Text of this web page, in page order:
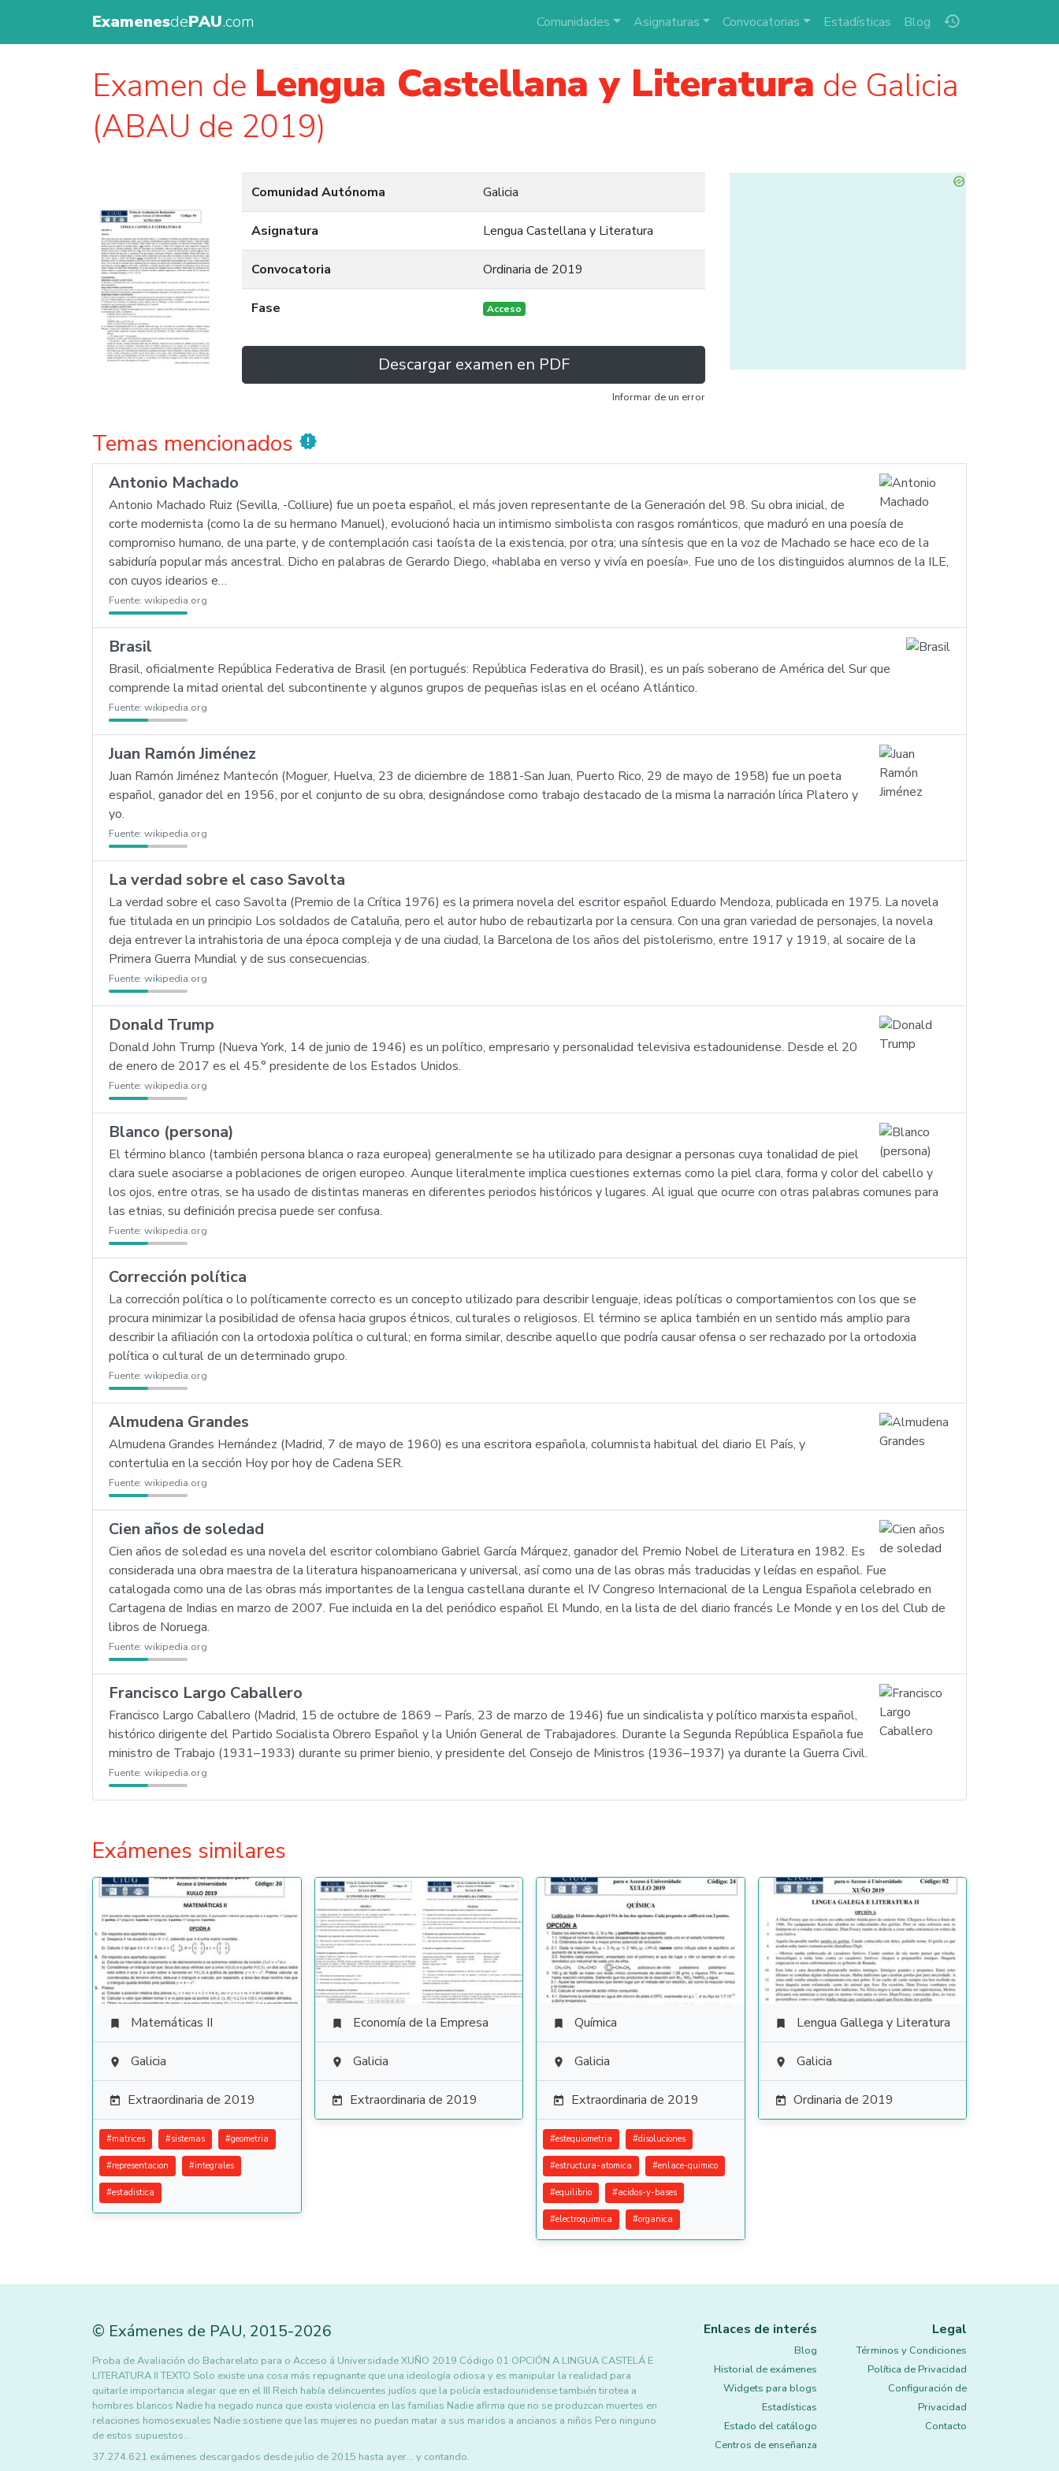
ExamenesdePAU.com history
Comunidades Asignaturas Convocatorias Estadísticas Blog
Examen de Lengua Castellana y Literatura de Galicia
(ABAU de 2019)
Comunidad Autónoma Galicia
Asignatura Lengua Castellana y Literatura
Convocatoria Ordinaria de 2019
Fase Acceso
Descargar examen en PDF
Informar de un error
Temas mencionados new_releases
Antonio Machado
Antonio Machado Ruiz (Sevilla, -Colliure) fue un poeta español, el más joven representante de la Generación del 98. Su obra inicial, de
corte modernista (como la de su hermano Manuel), evolucionó hacia un intimismo simbolista con rasgos románticos, que maduró en una poesía de
compromiso humano, de una parte, y de contemplación casi taoísta de la existencia, por otra; una síntesis que en la voz de Machado se hace eco de la
sabiduría popular más ancestral. Dicho en palabras de Gerardo Diego, «hablaba en verso y vivía en poesía». Fue uno de los distinguidos alumnos de la ILE,
con cuyos idearios e…
Fuente: wikipedia.org
Brasil
Brasil, oficialmente República Federativa de Brasil (en portugués: República Federativa do Brasil), es un país soberano de América del Sur que
comprende la mitad oriental del subcontinente y algunos grupos de pequeñas islas en el océano Atlántico.
Fuente: wikipedia.org
Juan Ramón Jiménez
Juan Ramón Jiménez Mantecón (Moguer, Huelva, 23 de diciembre de 1881-San Juan, Puerto Rico, 29 de mayo de 1958) fue un poeta
español, ganador del en 1956, por el conjunto de su obra, designándose como trabajo destacado de la misma la narración lírica Platero y
yo.
Fuente: wikipedia.org
La verdad sobre el caso Savolta
La verdad sobre el caso Savolta (Premio de la Crítica 1976) es la primera novela del escritor español Eduardo Mendoza, publicada en 1975. La novela
fue titulada en un principio Los soldados de Cataluña, pero el autor hubo de rebautizarla por la censura. Con una gran variedad de personajes, la novela
deja entrever la intrahistoria de una época compleja y de una ciudad, la Barcelona de los años del pistolerismo, entre 1917 y 1919, al socaire de la
Primera Guerra Mundial y de sus consecuencias.
Fuente: wikipedia.org
Donald Trump
Donald John Trump (Nueva York, 14 de junio de 1946) es un político, empresario y personalidad televisiva estadounidense. Desde el 20
de enero de 2017 es el 45.° presidente de los Estados Unidos.
Fuente: wikipedia.org
Blanco (persona)
El término blanco (también persona blanca o raza europea) generalmente se ha utilizado para designar a personas cuya tonalidad de piel
clara suele asociarse a poblaciones de origen europeo. Aunque literalmente implica cuestiones externas como la piel clara, forma y color del cabello y
los ojos, entre otras, se ha usado de distintas maneras en diferentes periodos históricos y lugares. Al igual que ocurre con otras palabras comunes para
las etnias, su definición precisa puede ser confusa.
Fuente: wikipedia.org
Corrección política
La corrección política o lo políticamente correcto es un concepto utilizado para describir lenguaje, ideas políticas o comportamientos con los que se
procura minimizar la posibilidad de ofensa hacia grupos étnicos, culturales o religiosos. El término se aplica también en un sentido más amplio para
describir la afiliación con la ortodoxia política o cultural; en forma similar, describe aquello que podría causar ofensa o ser rechazado por la ortodoxia
política o cultural de un determinado grupo.
Fuente: wikipedia.org
Almudena Grandes
Almudena Grandes Hernández (Madrid, 7 de mayo de 1960) es una escritora española, columnista habitual del diario El País, y
contertulia en la sección Hoy por hoy de Cadena SER.
Fuente: wikipedia.org
Cien años de soledad
Cien años de soledad es una novela del escritor colombiano Gabriel García Márquez, ganador del Premio Nobel de Literatura en 1982. Es
considerada una obra maestra de la literatura hispanoamericana y universal, así como una de las obras más traducidas y leídas en español. Fue
catalogada como una de las obras más importantes de la lengua castellana durante el IV Congreso Internacional de la Lengua Española celebrado en
Cartagena de Indias en marzo de 2007. Fue incluida en la del periódico español El Mundo, en la lista de del diario francés Le Monde y en los del Club de
libros de Noruega.
Fuente: wikipedia.org
Francisco Largo Caballero
Francisco Largo Caballero (Madrid, 15 de octubre de 1869 – París, 23 de marzo de 1946) fue un sindicalista y político marxista español,
histórico dirigente del Partido Socialista Obrero Español y la Unión General de Trabajadores. Durante la Segunda República Española fue
ministro de Trabajo (1931–1933) durante su primer bienio, y presidente del Consejo de Ministros (1936–1937) ya durante la Guerra Civil.
Fuente: wikipedia.org
Exámenes similares
 Matemáticas II
 Galicia
 Extraordinaria de 2019
#matrices #sistemas #geometria
#representacion #integrales
#estadistica
 Economía de la Empresa
 Galicia
 Extraordinaria de 2019
 Química
 Galicia
 Extraordinaria de 2019
#estequiometria #disoluciones
#estructura-atomica #enlace-quimico
#equilibrio #acidos-y-bases
#electroquimica #organica
 Lengua Gallega y Literatura
 Galicia
 Ordinaria de 2019
© Exámenes de PAU, 2015-2026
Proba de Avaliación do Bacharelato para o Acceso á Universidade XUÑO 2019 Código 01 OPCIÓN A LINGUA CASTELÁ E
LITERATURA II TEXTO Solo existe una cosa más repugnante que una ideología odiosa y es manipular la realidad para
quitarle importancia alegar que en el III Reich había delincuentes judíos que la policía estadounidense también tirotea a
hombres blancos Nadie ha negado nunca que exista violencia en las familias Nadie afirma que no se produzcan muertes en
relaciones homosexuales Nadie sostiene que las mujeres no puedan matar a sus maridos a ancianos a niños Pero ninguno
de estos supuestos…
37.274.621 exámenes descargados desde julio de 2015 hasta ayer... y contando.
Enlaces de interés
Blog
Historial de exámenes
Widgets para blogs
Estadísticas
Estado del catálogo
Centros de enseñanza
Legal
Términos y Condiciones
Política de Privacidad
Configuración de
Privacidad
Contacto